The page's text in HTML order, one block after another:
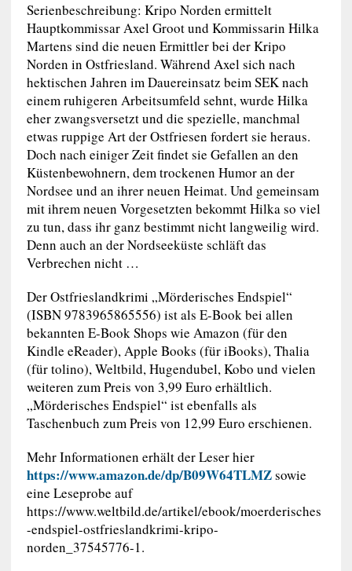
Serienbeschreibung: Kripo Norden ermittelt
Hauptkommissar Axel Groot und Kommissarin Hilka
Martens sind die neuen Ermittler bei der Kripo
Norden in Ostfriesland. Während Axel sich nach
hektischen Jahren im Dauereinsatz beim SEK nach
einem ruhigeren Arbeitsumfeld sehnt, wurde Hilka
eher zwangsversetzt und die spezielle, manchmal
etwas ruppige Art der Ostfriesen fordert sie heraus.
Doch nach einiger Zeit findet sie Gefallen an den
Küstenbewohnern, dem trockenen Humor an der
Nordsee und an ihrer neuen Heimat. Und gemeinsam
mit ihrem neuen Vorgesetzten bekommt Hilka so viel
zu tun, dass ihr ganz bestimmt nicht langweilig wird.
Denn auch an der Nordseeküste schläft das
Verbrechen nicht …
Der Ostfrieslandkrimi „Mörderisches Endspiel“
(ISBN 9783965865556) ist als E-Book bei allen
bekannten E-Book Shops wie Amazon (für den
Kindle eReader), Apple Books (für iBooks), Thalia
(für tolino), Weltbild, Hugendubel, Kobo und vielen
weiteren zum Preis von 3,99 Euro erhältlich.
„Mörderisches Endspiel“ ist ebenfalls als
Taschenbuch zum Preis von 12,99 Euro erschienen.
Mehr Informationen erhält der Leser hier
https://www.amazon.de/dp/B09W64TLMZsowie
eine Leseprobe auf
https://www.weltbild.de/artikel/ebook/moerderisches
-endspiel-ostfrieslandkrimi-kripo-
norden_37545776-1.